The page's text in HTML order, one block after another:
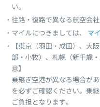
い。
往路・復路で異なる航空会
マイルにつきましては、
マ
【東京（羽田・成田）、大
部・小牧）、札幌（新千歳
意】
乗継ぎ空港が異なる場合が
を必ずご確認ください。乗
ご負担となります。